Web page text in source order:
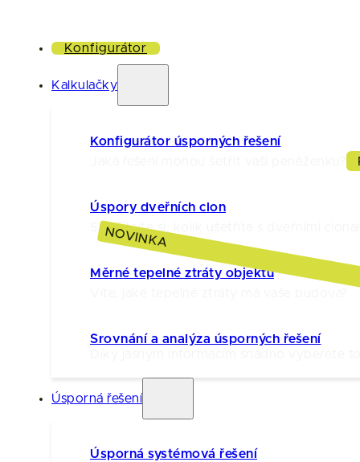
Konfigurátor
Kalkulačky
Konfigurátor úsporných řešení
Úspory dveřních clon
Spočítejte si, kolik ušetříte s dveřními
Měrné tepelné ztráty objektu
Srovnání a analýza úsporných řešení
NOVINKA
Úsporná řešení
Úsporná systémová řešení